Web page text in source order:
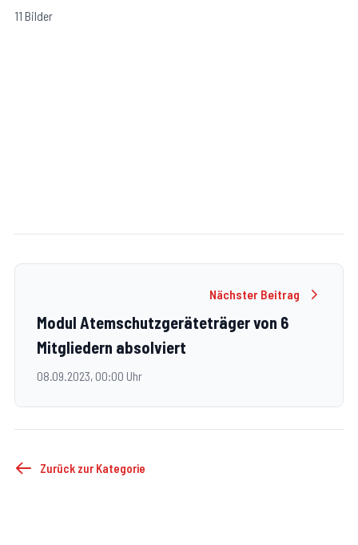
11 Bilder
Nächster Beitrag
Modul Atemschutzgeräteträger von 6
Mitgliedern absolviert
08.09.2023, 00:00 Uhr
Zurück zur Kategorie